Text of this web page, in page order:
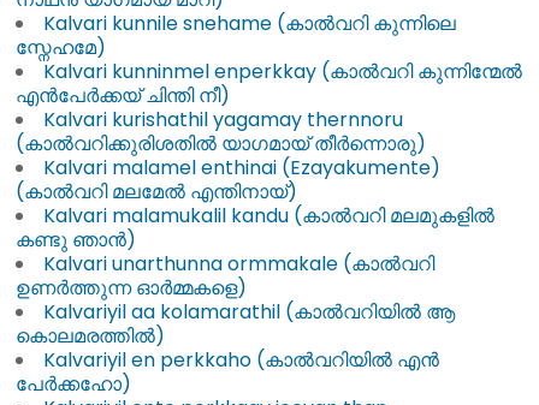
Kalvari kunnile snehame (കാൽവറി കുന്നിലെ
സ്നേഹമേ)
Kalvari kunninmel enperkkay (കാൽവറി കുന്നിന്മേൽ
എൻപേർക്കയ് ചിന്തി നീ)
Kalvari kurishathil yagamay thernnoru
(കാൽവറിക്കുരിശതിൽ യാഗമായ് തീർന്നൊരു)
Kalvari malamel enthinai (Ezayakumente)
(കാൽവറി മലമേൽ എന്തിനായ്)
Kalvari malamukalil kandu (കാൽവറി മലമുകളിൽ
കണ്ടു ഞാൻ)
Kalvari unarthunna ormmakale (കാൽവറി
ഉണർത്തുന്ന ഓർമ്മകളെ)
Kalvariyil aa kolamarathil (കാൽവറിയിൽ ആ
കൊലമരത്തിൽ)
Kalvariyil en perkkaho (കാൽവറിയിൽ എൻ
പേർക്കഹോ)